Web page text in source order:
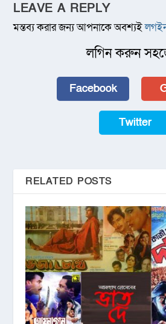
LEAVE A REPLY
মন্তব্য করার জন্য আপনাকে অবশ্যই
লগিন করুন
Facebook
Twitter
RELATED POSTS